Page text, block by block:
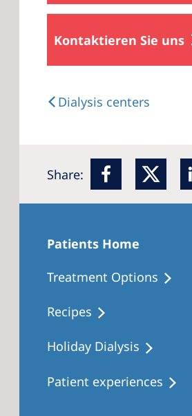
Kontaktieren Sie uns
Dialysis centers
Share:
Patients Home
Treatment Options
Recipes
Holiday Dialysis
Patient experiences